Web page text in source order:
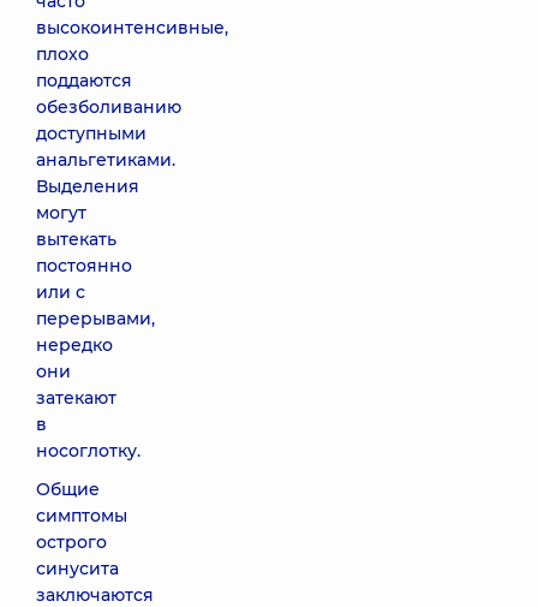
высокоинтенсивные,
плохо
поддаются
обезболиванию
доступными
анальгетиками.
Выделения
могут
вытекать
постоянно
или с
перерывами,
нередко
они
затекают
в
носоглотку.
Общие
симптомы
острого
синусита
заключаются